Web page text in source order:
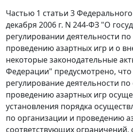
Частью 1 статьи 3
декабря 2006 г. N 244-ФЗ "О
регулировании деятельности
проведению азартных игр и о
некоторые законодательные
Федерации" предусмотрено, что
регулирование деятельности
проведению азартных игр
установления порядка
по организации и проведению
соответствующих ограничений,